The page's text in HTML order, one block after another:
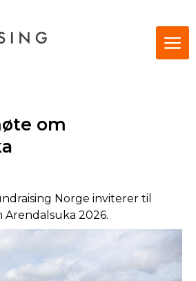
om
Norge inviterer til
2026.